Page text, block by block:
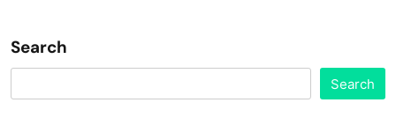
Search
Search